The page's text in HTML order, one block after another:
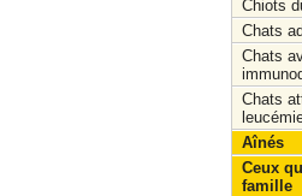
Chiots
Chats
Chats
Chats
Aînés
Ceux
famille